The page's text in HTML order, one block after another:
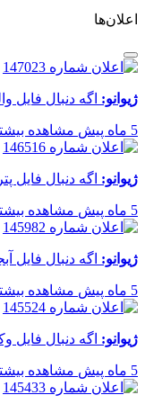
اعلان‌ها
ژیوانو: اگه دنبال فایل
5 ماه پیش مشاهده
ژیوانو: اگه دنبال فایل
5 ماه پیش مشاهده
ژیوانو: اگه دنبال
5 ماه پیش مشاهده
ژیوانو: اگه دنبال فایل
5 ماه پیش مشاهده